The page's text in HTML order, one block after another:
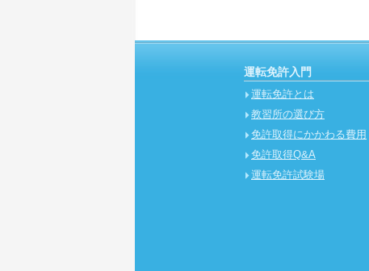
運転免許入門
運転免許とは
教習所の選び方
免許取得にかかわる費用
免許取得Q&A
運転免許試験場